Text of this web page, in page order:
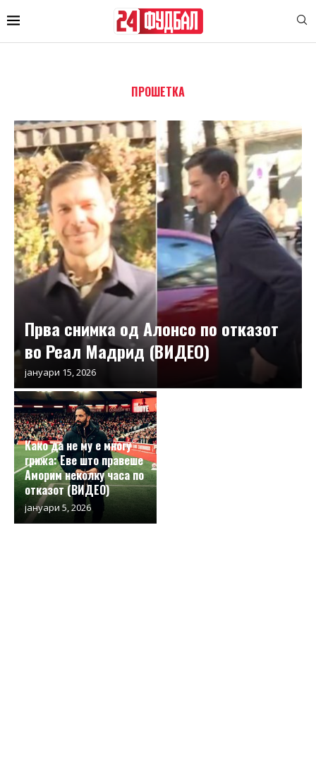
ПРОШЕТКА
Прва снимка од Алонсо по отказот
во Реал Мадрид (ВИДЕО)
јануари 15, 2026
Како да не му е многу
грижа: Еве што правеше
Аморим неколку часа по
отказот (ВИДЕО)
јануари 5, 2026